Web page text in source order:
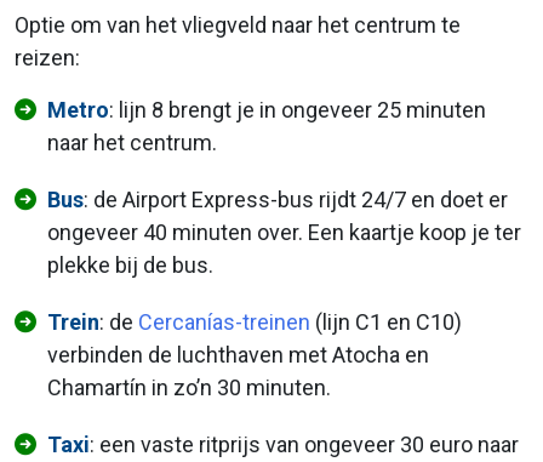
Optie om van het vliegveld naar het centrum te
reizen:
Metro: lijn 8 brengt je in ongeveer 25 minuten
naar het centrum.
Bus: de Airport Express-bus rijdt 24/7 en doet er
ongeveer 40 minuten over. Een kaartje koop je ter
plekke bij de bus.
Trein: de Cercanías-treinen (lijn C1 en C10)
verbinden de luchthaven met Atocha en
Chamartín in zo’n 30 minuten.
Taxi: een vaste ritprijs van ongeveer 30 euro naar